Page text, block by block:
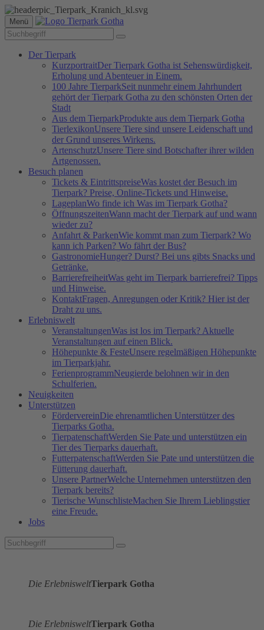
Menü
Der Tierpark
KurzportraitDer Tierpark Gotha ist Sehenswürdigkeit,
Erholung und Abenteuer in Einem.
100 Jahre TierparkSeit nunmehr einem Jahrhundert
gehört der Tierpark Gotha zu den schönsten Orten der
Stadt
Aus dem TierparkProdukte aus dem Tierpark Gotha
TierlexikonUnsere Tiere sind unsere Leidenschaft und
der Grund unseres Wirkens.
ArtenschutzUnsere Tiere sind Botschafter ihrer wilden
Artgenossen.
Besuch planen
Tickets & EintrittspreiseWas kostet der Besuch im
Tierpark? Preise, Online-Tickets und Hinweise.
LageplanWo finde ich Was im Tierpark Gotha?
ÖffnungszeitenWann macht der Tierpark auf und wann
wieder zu?
Anfahrt & ParkenWie kommt man zum Tierpark? Wo
kann ich Parken? Wo fährt der Bus?
GastronomieHunger? Durst? Bei uns gibts Snacks und
Getränke.
BarrierefreiheitWas geht im Tierpark barrierefrei? Tipps
und Hinweise.
KontaktFragen, Anregungen oder Kritik? Hier ist der
Draht zu uns.
Erlebniswelt
VeranstaltungenWas ist los im Tierpark? Aktuelle
Veranstaltungen auf einen Blick.
Höhepunkte & FesteUnsere regelmäßigen Höhepunkte
im Tierparkjahr.
FerienprogrammNeugierde belohnen wir in den
Schulferien.
Neuigkeiten
Unterstützen
FördervereinDie ehrenamtlichen Unterstützer des
Tierparks Gotha.
TierpatenschaftWerden Sie Pate und unterstützen ein
Tier des Tierparks dauerhaft.
FutterpatenschaftWerden Sie Pate und unterstützen die
Fütterung dauerhaft.
Unsere PartnerWelche Unternehmen unterstützen den
Tierpark bereits?
Tierische WunschlisteMachen Sie Ihrem Lieblingstier
eine Freude.
Jobs
Die ErlebnisweltTierpark Gotha
Die ErlebnisweltTierpark Gotha